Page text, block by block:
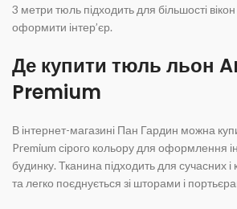
3 метри тюль підходить для більшості
оформити інтер’єр.
Де купити тюль льон
Premium
В інтернет-магазині Пан Гардин можна
Premium сірого кольору для оформлення
будинку. Тканина підходить для сучасних і
та легко поєднується зі шторами і